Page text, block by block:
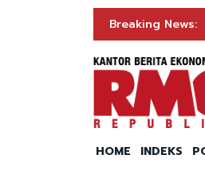
Breaking News:
HOME INDEKS